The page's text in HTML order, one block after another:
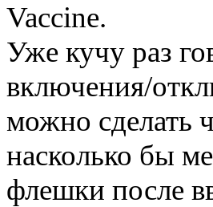
Vaccine.
Уже кучу раз
включения/
можно сделать
насколько бы
флешки после